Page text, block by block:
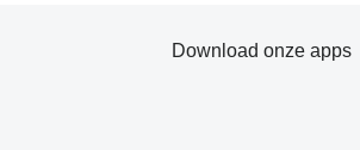
Download onze apps